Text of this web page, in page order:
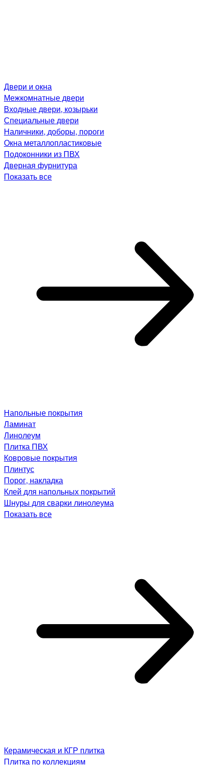
Двери и окна
Межкомнатные двери
Входные двери, козырьки
Специальные двери
Наличники, доборы, пороги
Окна металлопластиковые
Подоконники из ПВХ
Дверная фурнитура
Показать все
Напольные покрытия
Ламинат
Линолеум
Плитка ПВХ
Ковровые покрытия
Плинтус
Порог, накладка
Клей для напольных покрытий
Шнуры для сварки линолеума
Показать все
Керамическая и КГР плитка
Плитка по коллекциям